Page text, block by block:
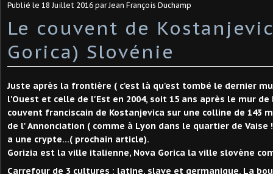
Publié le 18 Juillet 2016 par Jean François Duchamp
Le couvent de
Gorica) Slovénie
Juste après la frontière ( c'est là qu'est tombé le dernier
l'Ouest et celle de l'Est en 2004, soit 15 ans après le mur
couvent franciscain de Kostanjevica sur une colline de 143
de l' Annonciation ( comme à Lyon dans le quartier de Vaise
a une crypte...( prochain article).
Gorizia est la ville italienne, Nova Gorica la ville slovène
Carrefour de 3 cultures : latine, slave et germanique. La